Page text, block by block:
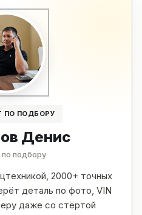
ПО ПОДБОРУ
Денис
подбору
2000+ точных
деталь по фото, VIN
даже со стёртой